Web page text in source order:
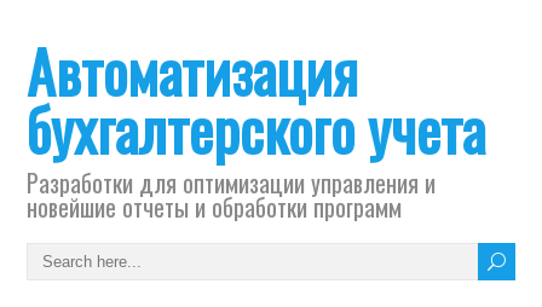
Автоматизация
бухгалтерского учета
Разработки для оптимизации управления и
новейшие отчеты и обработки программ